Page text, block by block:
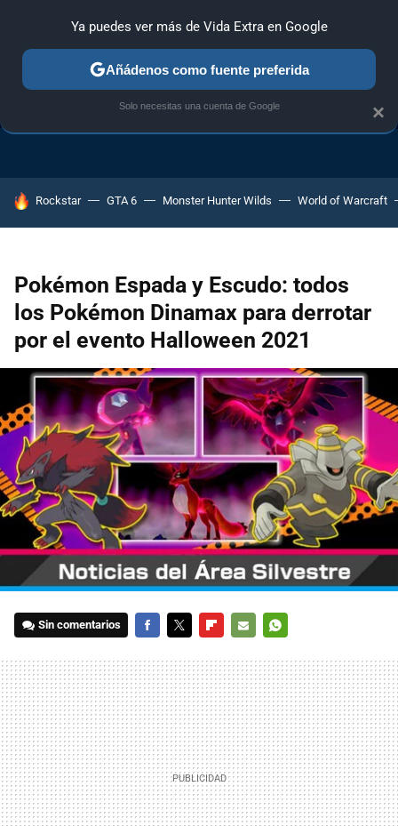
TRUCOS PC TRUCOS XBOX ONE
HOY SE HABLA DE
Rockstar GTA 6 Monster Hunter Wilds World of Warcraft
Pokémon Espada y Escudo: todos
los Pokémon Dinamax para derrotar
por el evento Halloween 2021
Sin comentarios
MAIL
×
Ya puedes ver más de Vida Extra en Google
Añádenos como fuente preferida
Solo necesitas una cuenta de Google